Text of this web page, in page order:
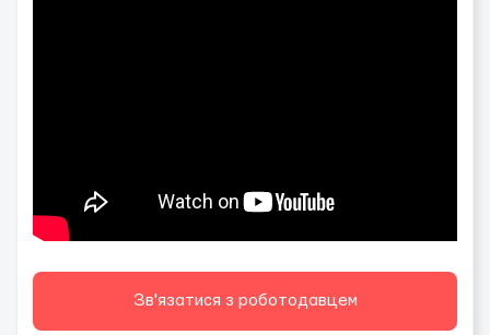
Зв'язатися з роботодавцем